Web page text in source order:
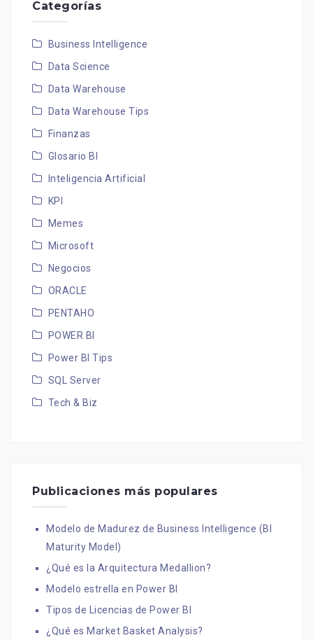
Categorías
Business Intelligence
Data Science
Data Warehouse
Data Warehouse Tips
Finanzas
Glosario BI
Inteligencia Artificial
KPI
Memes
Microsoft
Negocios
ORACLE
PENTAHO
POWER BI
Power BI Tips
SQL Server
Tech & Biz
Publicaciones más populares
Modelo de Madurez de Business Intelligence (BI
Maturity Model)
¿Qué es la Arquitectura Medallion?
Modelo estrella en Power BI
Tipos de Licencias de Power BI
¿Qué es Market Basket Analysis?